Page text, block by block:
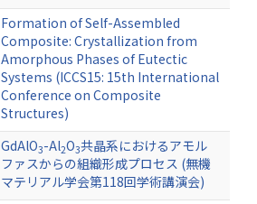
Formation of Self-Assembled
Composite: Crystallization from
Amorphous Phases of Eutectic
Systems (ICCS15: 15th International
Conference on Composite
Structures)
GdAlO3-Al2O3共晶系におけるアモル
ファスからの組織形成プロセス (無機
マテリアル学会第118回学術講演会)